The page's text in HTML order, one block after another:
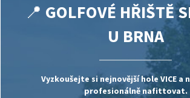
📍 GOLFOVÉ HŘIŠTĚ
U BRNA
Vyzkoušejte si nejnovější hole VICEa
profesionálně nafittovat.